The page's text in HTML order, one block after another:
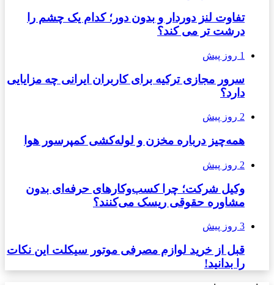
تفاوت لنز دوردار و بدون دور؛ کدام یک چشم را
درشت تر می کند؟
1 روز پیش
سرور مجازی ترکیه برای کاربران ایرانی چه مزایایی
دارد؟
2 روز پیش
همه‌چیز درباره مخزن و لوله‌کشی کمپرسور هوا
2 روز پیش
وکیل شرکت؛ چرا کسب‌وکارهای حرفه‌ای بدون
مشاوره حقوقی ریسک می‌کنند؟
3 روز پیش
قبل از خرید لوازم مصرفی موتور سیکلت این نکات
را بدانید!